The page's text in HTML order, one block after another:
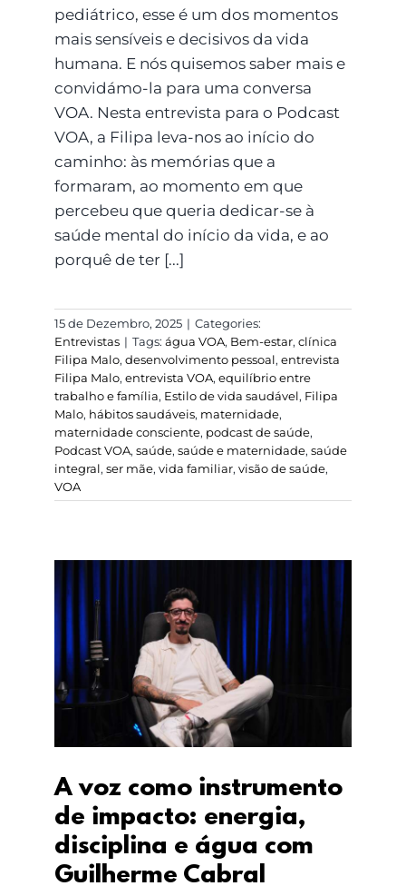
pediátrico, esse é um dos momentos
mais sensíveis e decisivos da vida
humana. E nós quisemos saber mais e
convidámo-la para uma conversa
VOA. Nesta entrevista para o Podcast
VOA, a Filipa leva-nos ao início do
caminho: às memórias que a
formaram, ao momento em que
percebeu que queria dedicar-se à
saúde mental do início da vida, e ao
porquê de ter [...]
15 de Dezembro, 2025 | Categories:
Entrevistas | Tags: água VOA, Bem-estar, clínica
Filipa Malo, desenvolvimento pessoal, entrevista
Filipa Malo, entrevista VOA, equilíbrio entre
trabalho e família, Estilo de vida saudável, Filipa
Malo, hábitos saudáveis, maternidade,
maternidade consciente, podcast de saúde,
Podcast VOA, saúde, saúde e maternidade, saúde
integral, ser mãe, vida familiar, visão de saúde,
VOA
A voz como
instrumento de
impacto: energia,
disciplina e água com
Guilherme Cabral
A voz como instrumento
de impacto: energia,
disciplina e água com
Guilherme Cabral